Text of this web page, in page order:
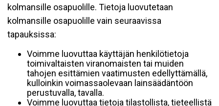
kolmansille osapuolille. Tietoja luovutetaan
kolmansille osapuolille vain seuraavissa
tapauksissa:
Voimme luovuttaa käyttäjän henkilötietoja
toimivaltaisten viranomaisten tai muiden
tahojen esittämien vaatimusten edellyttämällä,
kulloinkin voimassaolevaan lainsäädäntöön
perustuvalla, tavalla.
Voimme luovuttaa tietoja tilastollista, tieteellistä